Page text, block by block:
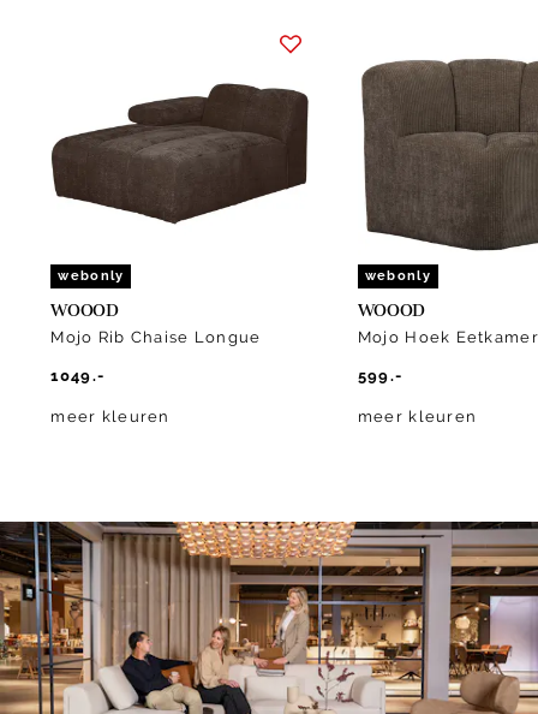
webonly
WOOOD
Mojo Rib Chaise Longue
1049.-
meer kleuren
webonly
WOOOD
Mojo Hoek
599.-
meer kleuren